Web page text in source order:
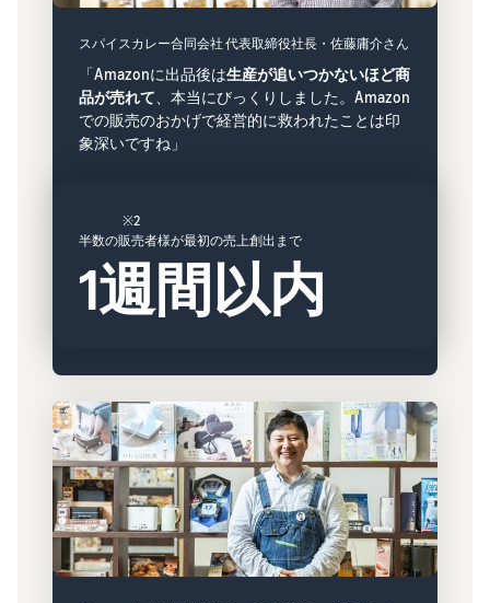
スパイスカレー合同会社 代表取締役社長・佐藤庸介さん
「Amazonに出品後は生産が追いつかないほど商
品が売れて 、本当にびっくりしました。Amazon
での販売のおかげで経営的に救われたことは印
象深いですね」
※2
半数の販売者様が最初の売上創出まで
1週間以内